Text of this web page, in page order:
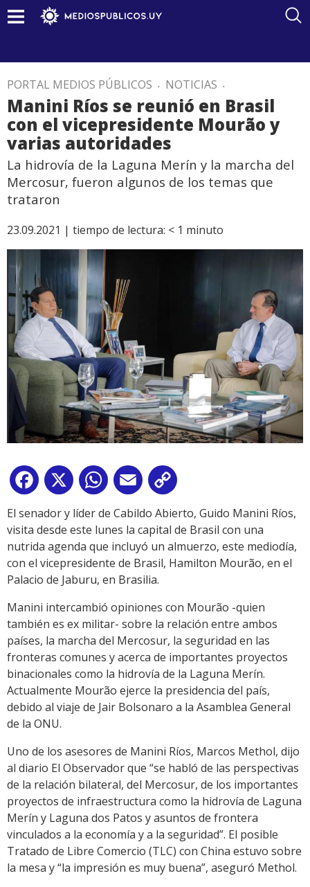
PORTAL MEDIOS PÚBLICOS . NOTICIAS .
Manini Ríos se reunió en Brasil
con el vicepresidente Mourão y
varias autoridades
La hidrovía de la Laguna Merín y la marcha del
Mercosur, fueron algunos de los temas que
trataron
23.09.2021 | tiempo de lectura: < 1 minuto
Facebook
X WhatsApp
Email
Link
El senador y líder de Cabildo Abierto, Guido Manini Ríos,
visita desde este lunes la capital de Brasil con una
nutrida agenda que incluyó un almuerzo, este mediodía,
con el vicepresidente de Brasil, Hamilton Mourão, en el
Palacio de Jaburu, en Brasilia.
Manini intercambió opiniones con Mourão -quien
también es ex militar- sobre la relación entre ambos
países, la marcha del Mercosur, la seguridad en las
fronteras comunes y acerca de importantes proyectos
binacionales como la hidrovía de la Laguna Merín.
Actualmente Mourão ejerce la presidencia del país,
debido al viaje de Jair Bolsonaro a la Asamblea General
de la ONU.
Uno de los asesores de Manini Ríos, Marcos Methol, dijo
al diario El Observador que “se habló de las perspectivas
de la relación bilateral, del Mercosur, de los importantes
proyectos de infraestructura como la hidrovía de Laguna
Merín y Laguna dos Patos y asuntos de frontera
vinculados a la economía y a la seguridad”. El posible
Tratado de Libre Comercio (TLC) con China estuvo sobre
la mesa y “la impresión es muy buena”, aseguró Methol.